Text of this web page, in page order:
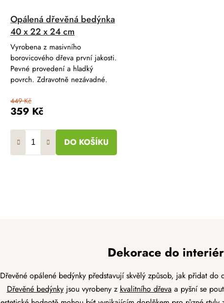
Opálená dřevěná bedýnka
40 x 22 x 24 cm
359 Kč
449 Kč
DO KOŠÍKU
Vyrobena z masivního
borovicového dřeva první jakosti.
Pevné provedení a hladký
povrch. Zdravotně nezávadné.
d
a
c
í
p
Dekorace do
Dřevěné opálené bedýnky představují skvělý způsob, jak přidat
Dřevěné bedýnkyjsou vyrobeny z kvalitního dřeva a pyšní se